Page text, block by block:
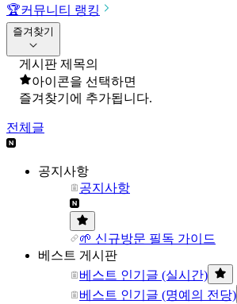
🏆커뮤니티 랭킹
즐겨찾기
게시판 제목의
아이콘을 선택하면
즐겨찾기에 추가됩니다.
전체글
공지사항
공지사항
🌱 신규방문 필독 가이드
베스트 게시판
베스트 인기글 (실시간)
베스트 인기글 (명예의 전당)